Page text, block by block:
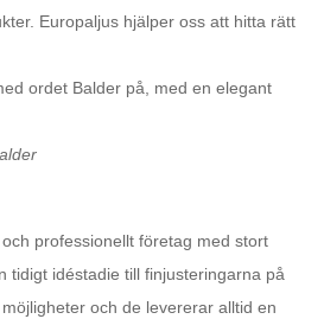
Europaljus hjälper oss att hitta rätt
professionellt företag med stort
tidigt idéstadie till finjusteringarna på
och de levererar alltid en